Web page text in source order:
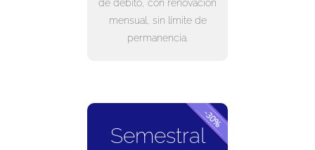
de débito, con renovación
mensual, sin límite de
permanencia.
Semestral